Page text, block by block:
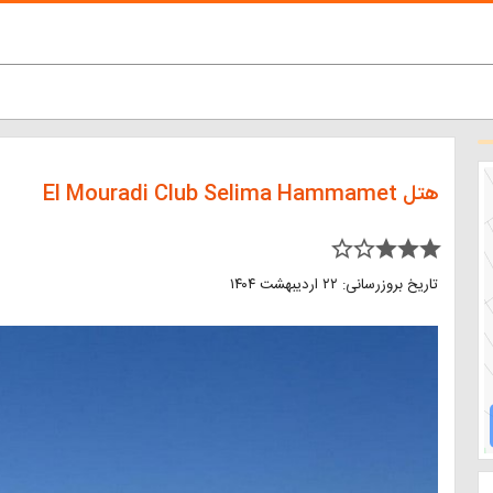
هتل El Mouradi Club Selima Hammamet
star_border star_border star star star
تاریخ بروزرسانی: ۲۲ اردیبهشت ۱۴۰۴